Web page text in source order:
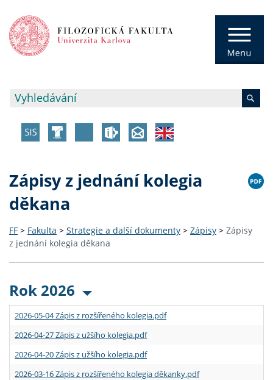
Zápisy z jednání kolegia
děkana
FF > Fakulta > Strategie a další dokumenty > Zápisy > Zápisy
z jednání kolegia děkana
Rok 2026
2026-05-04 Zápis z rozšířeného kolegia.pdf
2026-04-27 Zápis z užšího kolegia.pdf
2026-04-20 Zápis z užšího kolegia.pdf
2026-03-16 Zápis z rozšířeného kolegia děkanky.pdf